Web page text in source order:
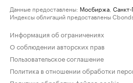
Данные предоставлены: Мосбиржа
Индексы облигаций предоставлены
Информация об ограничениях
О соблюдении авторских прав
Пользовательское соглашение
Политика в отношении обработки